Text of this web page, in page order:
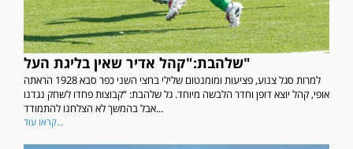
שלהבת:"קהל אדיר שאין בליגת העל"
למרות סגל צנוע, פציעות ומומנטום שלילי בחצי השני כפר סבא 1928 הראתה
אופי, קהל יוצא דופן וחדר הלבשה מיוחד. גל שלהבת: “קבוצות פחדו לשחק נגדנו
אבל בהמשך לא הצלחנו להתמודד...
קראו עוד...